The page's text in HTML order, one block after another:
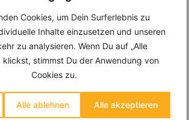
Cookies, um Dein Surferlebnis zu
Inhalte einzusetzen und unseren
zu analysieren. Wenn Du auf „Alle
stimmst Du der Anwendung von
Cookies zu.
Alle ablehnen Alle akzeptieren
über die Zutaten